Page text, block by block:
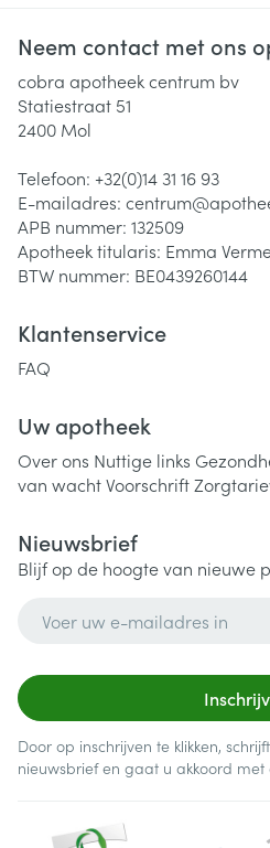
Neem contact met ons
cobra apotheek centrum bv
Statiestraat 51
2400 Mol
Telefoon: +32(0)14 31 16 93
E-mailadres: centrum@
APB nummer: 132509
Apotheek titularis: Emma
BTW nummer: BE0439260144
Klantenservice
FAQ
Uw apotheek
Over ons Nuttige links
van wachtVoorschrift
Nieuwsbrief
Blijf op de hoogte van nieuwe
Door op inschrijven te klikken,
nieuwsbrief en gaat u akkoord met